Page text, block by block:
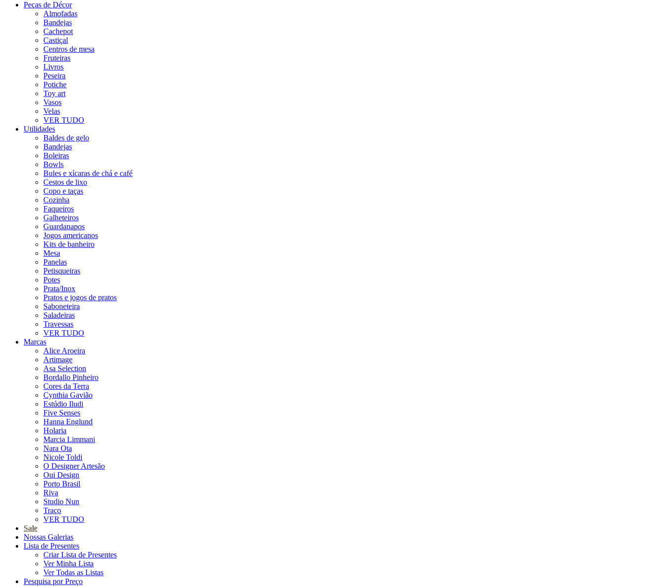
Peças de Décor
Almofadas
Bandejas
Cachepot
Castiçal
Centros de mesa
Fruteiras
Livros
Peseira
Potiche
Toy art
Vasos
Velas
VER TUDO
Utilidades
Baldes de gelo
Bandejas
Boleiras
Bowls
Bules e xícaras de chá e café
Cestos de lixo
Copo e taças
Cozinha
Faqueiros
Galheteiros
Guardanapos
Jogos americanos
Kits de banheiro
Mesa
Panelas
Petisqueiras
Potes
Prata/Inox
Pratos e jogos de pratos
Saboneteira
Saladeiras
Travessas
VER TUDO
Marcas
Alice Aroeira
Artimage
Asa Selection
Bordallo Pinheiro
Cores da Terra
Cynthia Gavião
Estúdio Iludi
Five Senses
Hanna Englund
Holaria
Marcia Limmani
Nara Ota
Nicole Toldi
O Designer Artesão
Oui Design
Porto Brasil
Riva
Studio Nun
Traço
VER TUDO
Sale
Nossas Galerias
Lista de Presentes
Criar Lista de Presentes
Ver Minha Lista
Ver Todas as Listas
Pesquisa por Preço